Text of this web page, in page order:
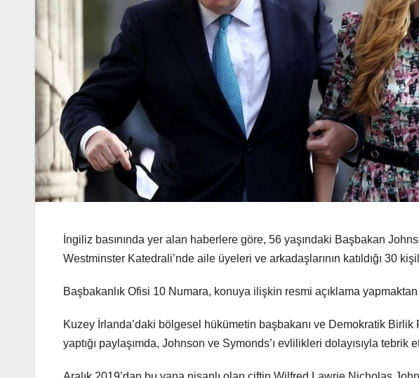
İngiliz basınında yer alan haberlere göre, 56 yaşındaki Başbakan
Westminster Katedrali’nde aile üyeleri ve arkadaşlarının katıldığı 30
Başbakanlık Ofisi 10 Numara, konuya ilişkin resmi açıklama yapmaktan
Kuzey İrlanda’daki bölgesel hükümetin başbakanı ve Demokratik
yaptığı paylaşımda, Johnson ve Symonds’ı evlilikleri dolayısıyla tebrik